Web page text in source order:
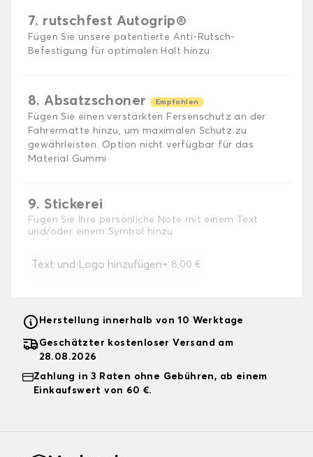
7. rutschfest Autogrip®
Fügen Sie unsere patentierte Anti-Rutsch-
Befestigung für optimalen Halt hinzu.
8. Absatzschoner Empfohlen
Fügen Sie einen verstärkten Fersenschutz an der
Fahrermatte hinzu, um maximalen Schutz zu
gewährleisten. Option nicht verfügbar für das
Material Gummi
9. Stickerei
Fügen Sie Ihre persönliche Note mit einem Text
und/oder einem Symbol hinzu
Text und Logo hinzufügen+ 8,00 €
Herstellung innerhalb von 10 Werktage
Geschätzter kostenloser Versand am
28.08.2026
Zahlung in 3 Raten ohne Gebühren, ab einem
Einkaufswert von 60 €.